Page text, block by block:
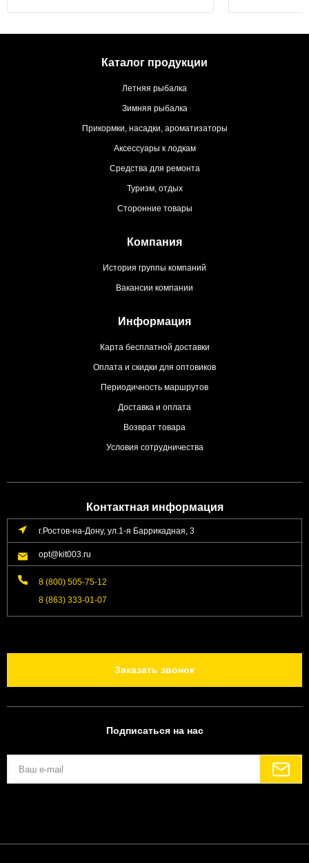
Каталог продукции
Летняя рыбалка
Зимняя рыбалка
Прикормки, насадки, ароматизаторы
Аксессуары к лодкам
Средства для ремонта
Туризм, отдых
Сторонние товары
Компания
История группы компаний
Вакансии компании
Информация
Карта бесплатной доставки
Оплата и скидки для оптовиков
Периодичность маршрутов
Доставка и оплата
Возврат товара
Условия сотрудничества
Контактная информация
г.Ростов-на-Дону, ул.1-я Баррикадная, 3
opt@kit003.ru
8 (800) 505-75-12
8 (863) 333-01-07
Заказать звонок
Подписаться на нас